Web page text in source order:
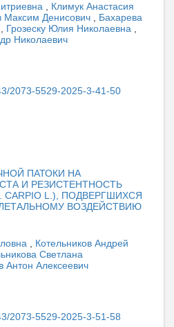
Климук Анастасия
Максим Денисович
Бахарева
Грозеску Юлия Николаевна
Николаевич
2073-5529-2025-3-41-50
ПАТОКИ НА
И РЕЗИСТЕНТНОСТЬ
СARPIO L.), ПОДВЕРГШИХСЯ
ВОЗДЕЙСТВИЮ
Котельников Андрей
Светлана
Антон Алексеевич
2073-5529-2025-3-51-58